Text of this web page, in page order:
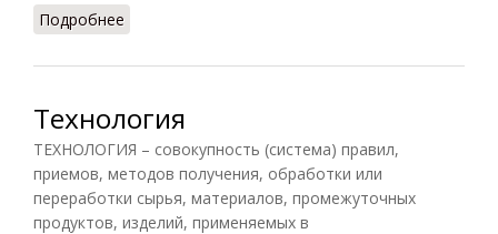
Подробнее
Технология
ТЕХНОЛОГИЯ – совокупность (система) правил,
приемов, методов получения, обработки или
переработки сырья, материалов, промежуточных
продуктов, изделий, применяемых в